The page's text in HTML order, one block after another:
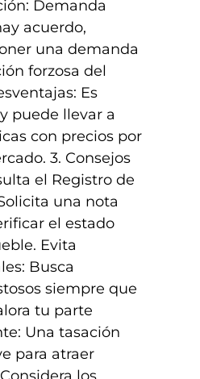
Demanda
acuerdo,
una demanda
forzosa del
Es
puede llevar a
con precios por
3. Consejos
el Registro de
una nota
el estado
Evita
Busca
siempre que
tu parte
Una tasación
para atraer